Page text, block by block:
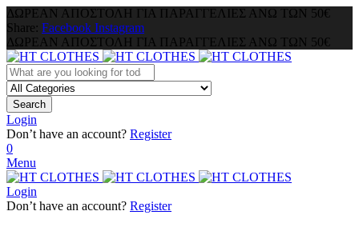
ΔΩΡΕΑΝ ΑΠΟΣΤΟΛΗ ΓΙΑ ΠΑΡΑΓΓΕΛΙΕΣ ΑΝΩ ΤΩΝ 50€
Share: Facebook Instagram
ΔΩΡΕΑΝ ΑΠΟΣΤΟΛΗ ΓΙΑ ΠΑΡΑΓΓΕΛΙΕΣ ΑΝΩ ΤΩΝ 50€
Search
Login
Don’t have an account? Register
0
Menu
Login
Don’t have an account? Register